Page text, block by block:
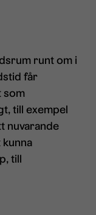
runt om i
får
som
till exempel
nuvarande
till